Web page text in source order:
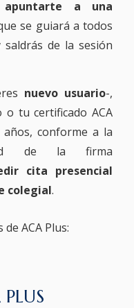
apuntarte a una
se guiará a todos
de la sesión
nuevo usuario-,
o tu certificado ACA
conforme a la
de la firma
cita presencial
colegial.
ACA Plus: